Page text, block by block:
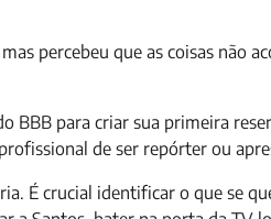
percebeu que as coisas não
BBB para criar sua primeira
de ser repórter ou
É crucial identificar o que se